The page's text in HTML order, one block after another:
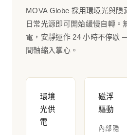
MOVA Globe 採用環境光與隱
日常光源即可開始緩慢自轉。
電，安靜運作 24 小時不停歇
間軸縮入掌心。
環境
光供
電
磁浮
驅動
內部隱